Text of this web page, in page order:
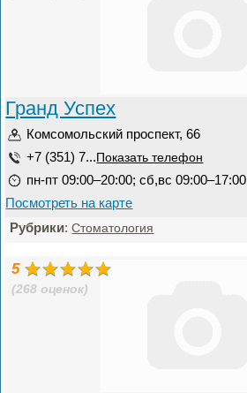
Гранд Успех
Комсомольский проспект, 66
+7 (351) 7... Показать телефон
пн-пт 09:00–20:00; сб,вс 09:00–17:00
Посмотреть на карте
Рубрики:Стоматология
5
(268 оценок)